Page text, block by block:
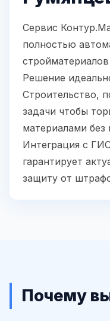
Сервис
полностью
Решение
Строительство,
задачи чтобы
материалами
Интеграция с
гарантирует
защиту от
Почему